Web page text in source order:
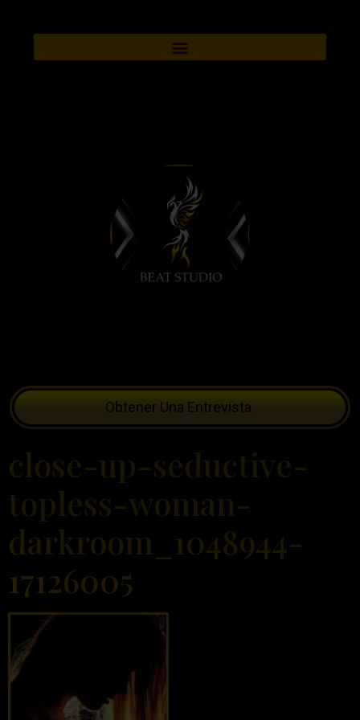
Obtener Una Entrevista.
close-up-seductive-
topless-woman-
darkroom_1048944-
17126005